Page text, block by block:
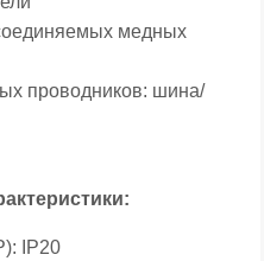
медных
проводников: шина/
IP20